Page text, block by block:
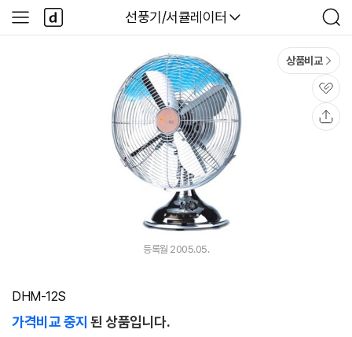
다나와
선풍기/서큘레이터
검
색
사
이
다
나
와
상품비교
관
심
등록월 2005.05.
DHM-12S
가격비교 중지 된 상품입니다.